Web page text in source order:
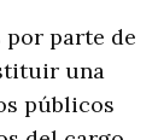
parte de
una
públicos